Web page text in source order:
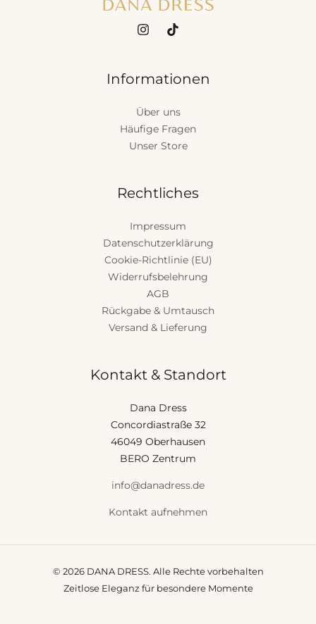
Informationen
Über uns
Häufige Fragen
Unser Store
Rechtliches
Impressum
Datenschutzerklärung
Cookie-Richtlinie (EU)
Widerrufsbelehrung
AGB
Rückgabe & Umtausch
Versand & Lieferung
Kontakt & Standort
Dana Dress
Concordiastraße 32
46049 Oberhausen
BERO Zentrum
info@danadress.de
Kontakt aufnehmen
© 2026 DANA DRESS. Alle Rechte vorbehalten
Zeitlose Eleganz für besondere Momente